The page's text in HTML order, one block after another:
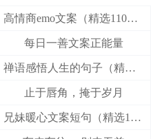
高情商emo文案（精选110句）
每日一善文案正能量
禅语感悟人生的句子（精选27句）
止于唇角，掩于岁月
兄妹暖心文案短句（精选100句）